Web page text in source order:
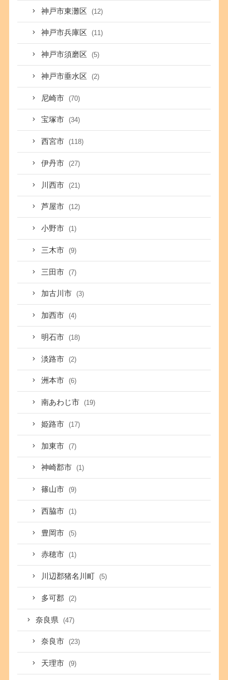
神戸市東灘区 (12)
神戸市兵庫区 (11)
神戸市須磨区 (5)
神戸市垂水区 (2)
尼崎市 (70)
宝塚市 (34)
西宮市 (118)
伊丹市 (27)
川西市 (21)
芦屋市 (12)
小野市 (1)
三木市 (9)
三田市 (7)
加古川市 (3)
加西市 (4)
明石市 (18)
淡路市 (2)
洲本市 (6)
南あわじ市 (19)
姫路市 (17)
加東市 (7)
神崎郡市 (1)
篠山市 (9)
西脇市 (1)
豊岡市 (5)
赤穂市 (1)
川辺郡猪名川町 (5)
多可郡 (2)
奈良県 (47)
奈良市 (23)
天理市 (9)